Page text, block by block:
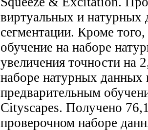
виртуальных и натурных
сегментации. Кроме
обучение на наборе
увеличения точности на
наборе натурных данных
предварительным
Cityscapes. Получено
проверочном наборе